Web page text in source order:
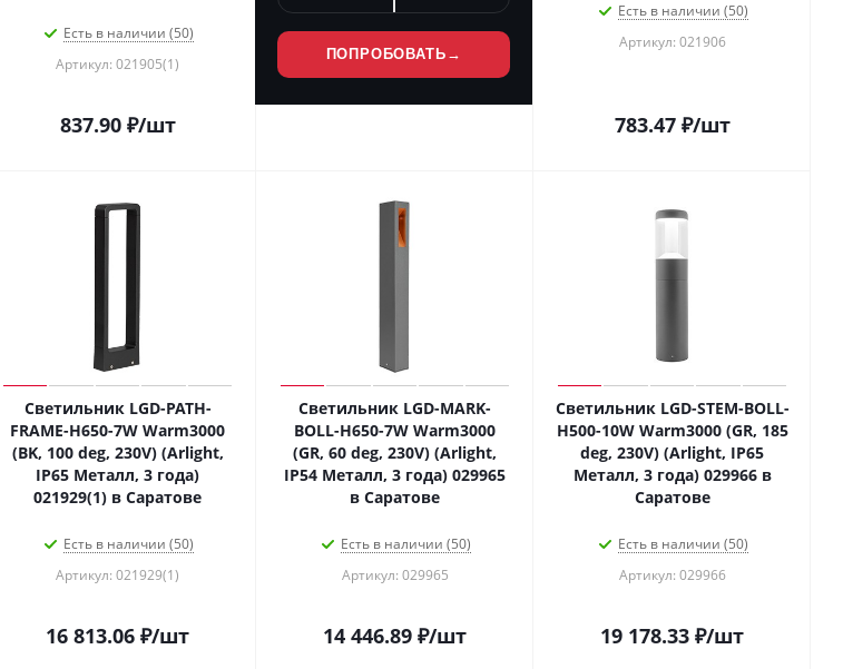
Есть в наличии (50)
Артикул: 021905(1)
837.90₽/шт
ПОПРОБОВАТЬ →
Есть в наличии (50)
Артикул: 021906
783.47₽/шт
Светильник LGD-PATH-
FRAME-H650-7W Warm3000
(BK, 100 deg, 230V) (Arlight,
IP65 Металл, 3 года)
021929(1) в Саратове
Есть в наличии (50)
Артикул: 021929(1)
16 813.06 ₽/шт
Светильник LGD-MARK-
BOLL-H650-7W Warm3000
(GR, 60 deg, 230V) (Arlight,
IP54 Металл, 3 года) 029965
в Саратове
Есть в наличии (50)
Артикул: 029965
14 446.89 ₽/шт
Светильник LGD-STEM-BOLL-
H500-10W Warm3000 (GR, 185
deg, 230V) (Arlight, IP65
Металл, 3 года) 029966 в
Саратове
Есть в наличии (50)
Артикул: 029966
19 178.33 ₽/шт